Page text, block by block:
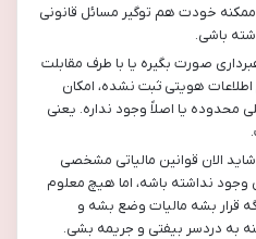
خودت هم توگیر مسائل قانونی
باشی.
صورت بگیره یا با طرف مقابلت
هویتی ثبت نشده، امکان
محدوده یا اصلاً وجود نداره. یعنی
شاید الان قوانین مالیاتی مشخصی
وجود نداشته باشه، اما هیچ معلوم
قرار بشه مالیات وضع بشه و
به دردسر بیفتی و جریمه بشی.